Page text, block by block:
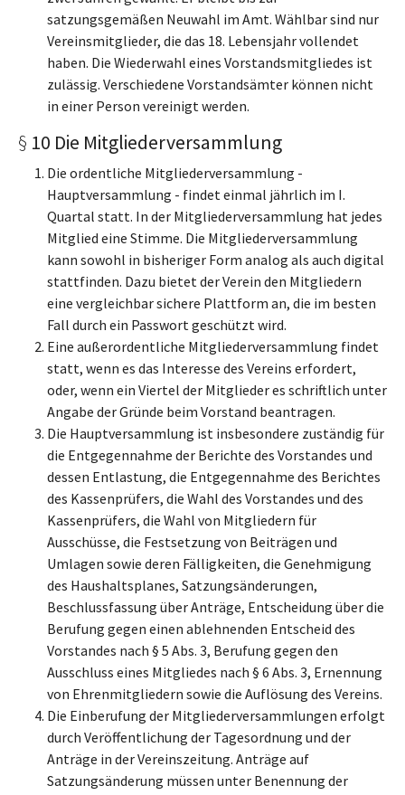
satzungsgemäßen Neuwahl im Amt. Wählbar sind nur
Vereinsmitglieder, die das 18. Lebensjahr vollendet
haben. Die Wiederwahl eines Vorstandsmitgliedes ist
zulässig. Verschiedene Vorstandsämter können nicht
in einer Person vereinigt werden.
§ 10 Die Mitgliederversammlung
Die ordentliche Mitgliederversammlung -
Hauptversammlung - findet einmal jährlich im I.
Quartal statt. In der Mitgliederversammlung hat jedes
Mitglied eine Stimme. Die Mitgliederversammlung
kann sowohl in bisheriger Form analog als auch digital
stattfinden. Dazu bietet der Verein den Mitgliedern
eine vergleichbar sichere Plattform an, die im besten
Fall durch ein Passwort geschützt wird.
Eine außerordentliche Mitgliederversammlung findet
statt, wenn es das Interesse des Vereins erfordert,
oder, wenn ein Viertel der Mitglieder es schriftlich unter
Angabe der Gründe beim Vorstand beantragen.
Die Hauptversammlung ist insbesondere zuständig für
die Entgegennahme der Berichte des Vorstandes und
dessen Entlastung, die Entgegennahme des Berichtes
des Kassenprüfers, die Wahl des Vorstandes und des
Kassenprüfers, die Wahl von Mitgliedern für
Ausschüsse, die Festsetzung von Beiträgen und
Umlagen sowie deren Fälligkeiten, die Genehmigung
des Haushaltsplanes, Satzungsänderungen,
Beschlussfassung über Anträge, Entscheidung über die
Berufung gegen einen ablehnenden Entscheid des
Vorstandes nach § 5 Abs. 3, Berufung gegen den
Ausschluss eines Mitgliedes nach § 6 Abs. 3, Ernennung
von Ehrenmitgliedern sowie die Auflösung des Vereins.
Die Einberufung der Mitgliederversammlungen erfolgt
durch Veröffentlichung der Tagesordnung und der
Anträge in der Vereinszeitung. Anträge auf
Satzungsänderung müssen unter Benennung der